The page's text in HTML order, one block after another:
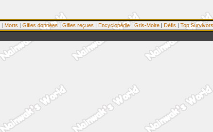
| Morts | Gifles données | Gifles reçues | Encyclopédie| Gris-Moire | Défis | Top Survivors